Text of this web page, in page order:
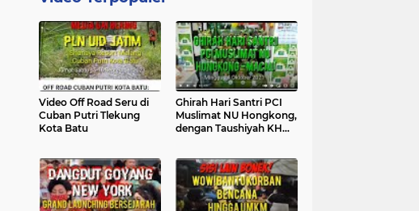
Video Off Road Seru di
Cuban Putri Tlekung
Kota Batu
Ghirah Hari Santri PCI
Muslimat NU Hongkong,
dengan Taushiyah KH